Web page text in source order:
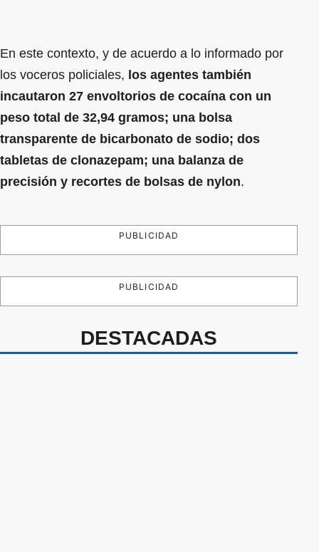
En este contexto, y de acuerdo a lo informado por
los voceros policiales, los agentes también
incautaron 27 envoltorios de cocaína con un
peso total de 32,94 gramos; una bolsa
transparente de bicarbonato de sodio; dos
tabletas de clonazepam; una balanza de
precisión y recortes de bolsas de nylon.
PUBLICIDAD
PUBLICIDAD
DESTACADAS